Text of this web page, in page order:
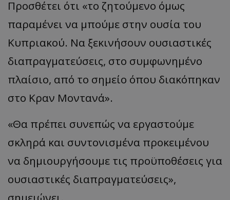
Προσθέτει ότι «το ζητούμενο όμως
παραμένει να μπούμε στην ουσία του
Κυπριακού. Να ξεκινήσουν ουσιαστικές
διαπραγματεύσεις, στο συμφωνημένο
πλαίσιο, από το σημείο όπου διακόπηκαν
στο Κραν Μοντανά».
«Θα πρέπει συνεπώς να εργαστούμε
σκληρά και συντονισμένα προκειμένου
να δημιουργήσουμε τις προϋποθέσεις για
ουσιαστικές διαπραγματεύσεις»,